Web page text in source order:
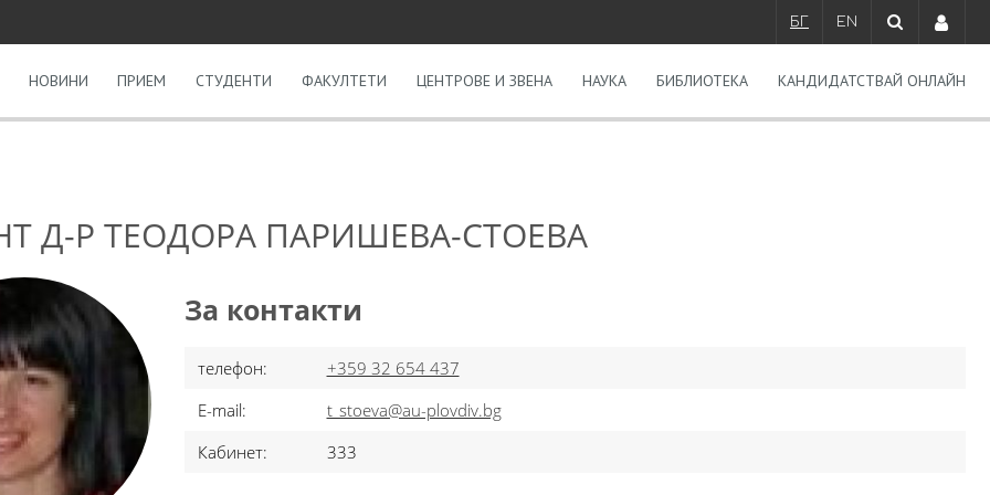
БГ EN
НОВИНИ ПРИЕМ СТУДЕНТИ ФАКУЛТЕТИ ЦЕНТРОВЕ И ЗВЕНА НАУКА БИБЛИОТЕКА КАНДИДАТСТВАЙ ОНЛАЙН
Д-Р ТЕОДОРА ПАРИШЕВА-СТОЕВА
За контакти
телефон:
+359 32 654 437
E-mail:
t_stoeva@au-plovdiv.bg
Кабинет:
333